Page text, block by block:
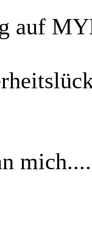
auf
mich....